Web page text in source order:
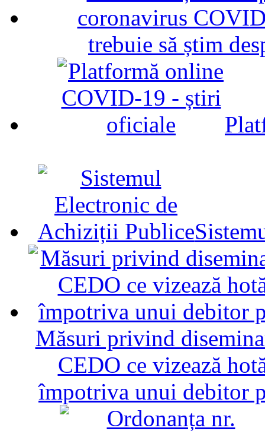
trebuie să știm
Măsuri privind
CEDO ce vizează
împotriva unui debitor